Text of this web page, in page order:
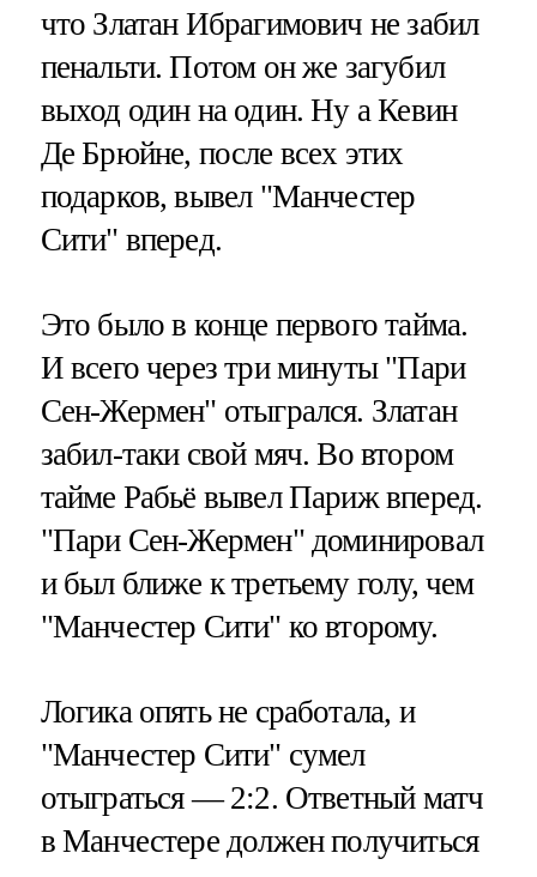
что Златан Ибрагимович не забил
пенальти. Потом он же загубил
выход один на один. Ну а Кевин
Де Брюйне, после всех этих
подарков, вывел "Манчестер
Сити" вперед.
Это было в конце первого тайма.
И всего через три минуты "Пари
Сен-Жермен" отыгрался. Златан
забил-таки свой мяч. Во втором
тайме Рабьё вывел Париж вперед.
"Пари Сен-Жермен" доминировал
и был ближе к третьему голу, чем
"Манчестер Сити" ко второму.
Логика опять не сработала, и
"Манчестер Сити" сумел
отыграться — 2:2. Ответный матч
в Манчестере должен получиться